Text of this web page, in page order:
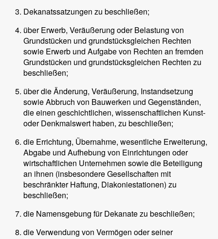
Dekanatssatzungen zu beschließen;
über Erwerb, Veräußerung oder Belastung von
Grundstücken und grundstücksgleichen Rechten
sowie Erwerb und Aufgabe von Rechten an fremden
Grundstücken und grundstücksgleichen Rechten zu
beschließen;
über die Änderung, Veräußerung, Instandsetzung
sowie Abbruch von Bauwerken und Gegenständen,
die einen geschichtlichen, wissenschaftlichen Kunst-
oder Denkmalswert haben, zu beschließen;
die Errichtung, Übernahme, wesentliche Erweiterung,
Abgabe und Aufhebung von Einrichtungen oder
wirtschaftlichen Unternehmen sowie die Beteiligung
an ihnen (insbesondere Gesellschaften mit
beschränkter Haftung, Diakoniestationen) zu
beschließen;
die Namensgebung für Dekanate zu beschließen;
die Verwendung von Vermögen oder seiner